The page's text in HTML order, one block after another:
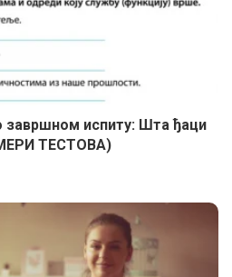
завршном испиту: Шта ђаци
ТЕСТОВА)